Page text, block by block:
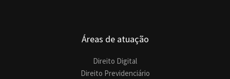
Áreas de atuação
Direito Digital
Direito Previdenciário